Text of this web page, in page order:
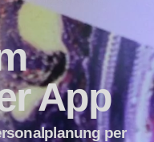
App
per